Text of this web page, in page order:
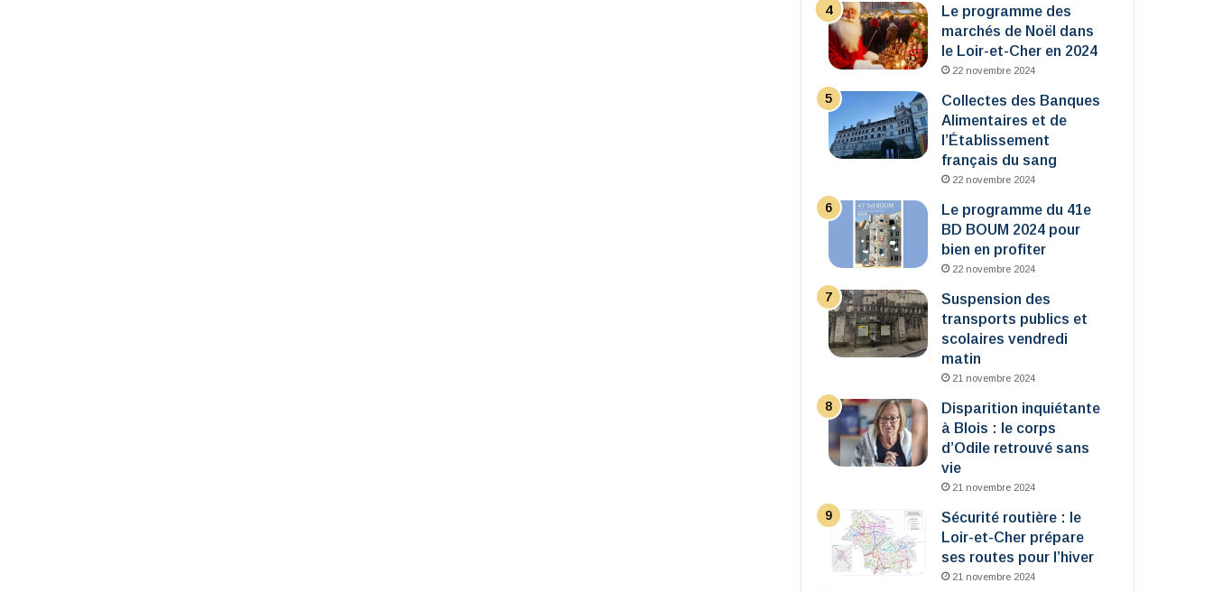
Le programme des
marchés de Noël dans
le Loir-et-Cher en 2024
22 novembre 2024
Collectes des Banques
Alimentaires et de
l’Établissement
français du sang
22 novembre 2024
Le programme du 41e
BD BOUM 2024 pour
bien en profiter
22 novembre 2024
Suspension des
transports publics et
scolaires vendredi
matin
21 novembre 2024
Disparition inquiétante
à Blois : le corps
d’Odile retrouvé sans
vie
21 novembre 2024
Sécurité routière : le
Loir-et-Cher prépare
ses routes pour l’hiver
21 novembre 2024